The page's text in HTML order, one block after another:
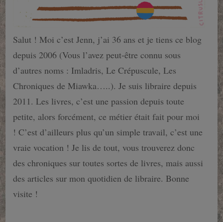
Salut ! Moi c’est Jenn, j’ai 36 ans et je tiens ce blog
depuis 2006 (Vous l’avez peut-être connu sous
d’autres noms : Imladris, Le Crépuscule, Les
Chroniques de Miawka…..). Je suis libraire depuis
2011. Les livres, c’est une passion depuis toute
petite, alors forcément, ce métier était fait pour moi
! C’est d’ailleurs plus qu’un simple travail, c’est une
vraie vocation ! Je lis de tout, vous trouverez donc
des chroniques sur toutes sortes de livres, mais aussi
des articles sur mon quotidien de libraire. Bonne
visite !